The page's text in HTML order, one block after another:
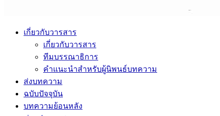
เกี่ยวกับวารสาร
เกี่ยวกับวารสาร
ทีมบรรณาธิการ
คำแนะนำสำหรับผู้นิพนธ์บทความ
ส่งบทความ
ฉบับปัจจุบัน
บทความย้อนหลัง